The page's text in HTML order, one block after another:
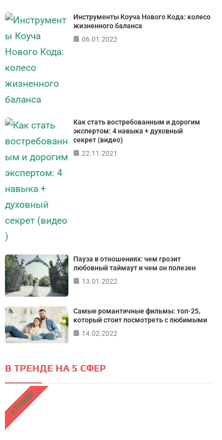
Инструменты Коуча Нового Кода: колесо
жизненного баланса
06.01.2022
Как стать востребованным и дорогим
экспертом: 4 навыка + духовный
секрет (видео)
22.11.2021
Пауза в отношениях: чем грозит
любовный таймаут и чем он полезен
13.01.2022
Самые романтичные фильмы: топ-25,
который стоит посмотреть с любимыми
14.02.2022
В ТРЕНДЕ НА 5 СФЕР
В ТРЕНДЕ